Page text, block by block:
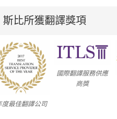
斯比所獲翻譯獎項
度最佳翻譯公司
國際翻譯服務供應
商獎